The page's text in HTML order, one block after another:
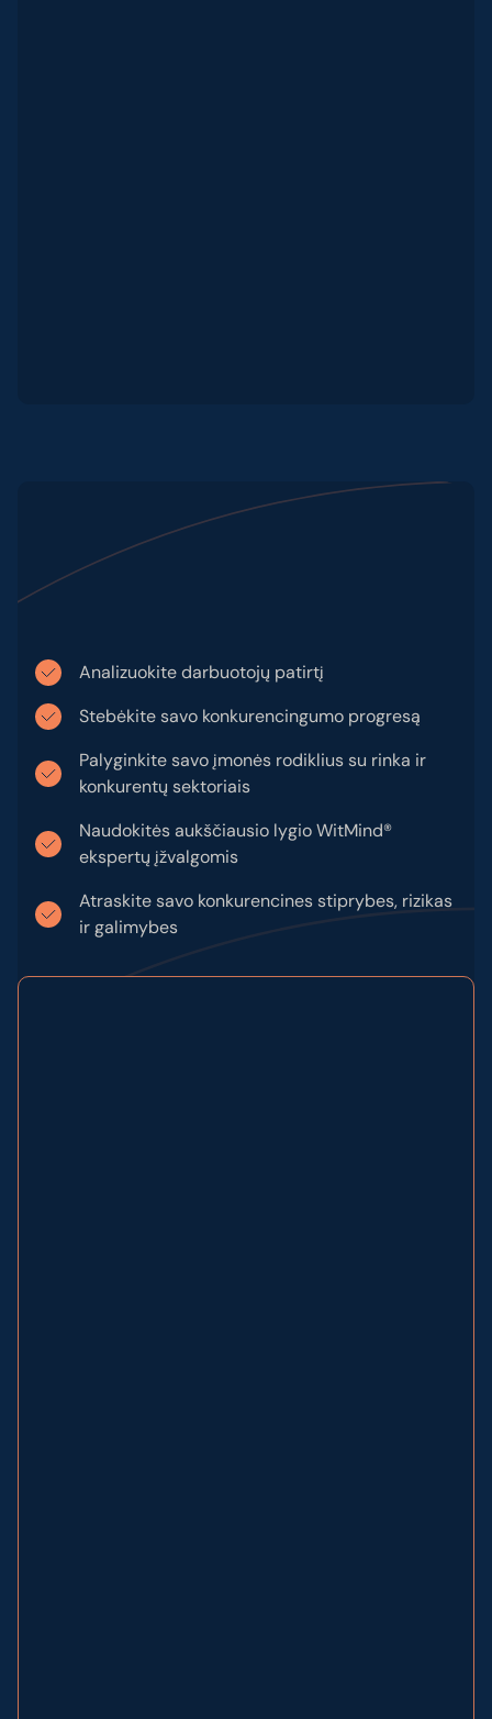
Analizuokite darbuotojų patirtį
Stebėkite savo konkurencingumo progresą
Palyginkite savo įmonės rodiklius su rinka ir
konkurentų sektoriais
Naudokitės aukščiausio lygio WitMind®
ekspertų įžvalgomis
Atraskite savo konkurencines stiprybes, rizikas
ir galimybes